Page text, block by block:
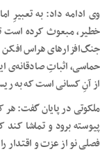
وی ادامه داد: به تعبیرِ
خطیر، مبعوث کرده است
جنگ‌افزارهای هراس‌افکن
حماسی، اثباتِ صادقانه‌ی
از آنِ کسانی است که به
ملکوتی در پایان گفت: هر
پیوسته برود و تماشا
فصلی نو از عزت و اقتدار